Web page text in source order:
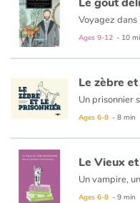
Ages 9-12 - 10
Le zèbre
Ages 6-8 - 8 min
Ages 6-8 - 9 min